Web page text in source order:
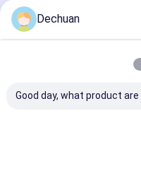
Aperçu
© 2026 Guangzhou
Dechuan
Good day, what product